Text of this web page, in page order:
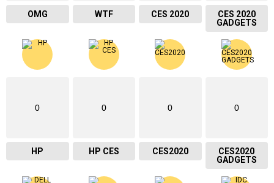
OMG WTF CES 2020
CES 2020
GADGETS
0
HP
0
HP CES
0
CES2020
0
CES2020
GADGETS